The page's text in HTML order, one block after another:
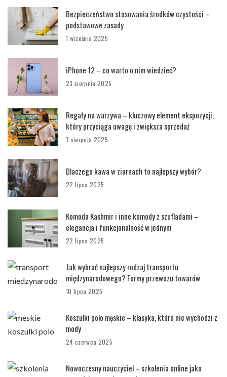
Bezpieczeństwo stosowania środków czystości –
podstawowe zasady
1 września 2025
iPhone 12 – co warto o nim wiedzieć?
23 sierpnia 2025
Regały na warzywa – kluczowy element ekspozycji,
który przyciąga uwagę i zwiększa sprzedaż
7 sierpnia 2025
Dlaczego kawa w ziarnach to najlepszy wybór?
22 lipca 2025
Komoda Kashmir i inne komody z szufladami –
elegancja i funkcjonalność w jednym
22 lipca 2025
Jak wybrać najlepszy rodzaj transportu
międzynarodowego? Formy przewozu towarów
10 lipca 2025
Koszulki polo męskie – klasyka, która nie wychodzi z
mody
24 czerwca 2025
Nowoczesny nauczyciel – szkolenia online jako